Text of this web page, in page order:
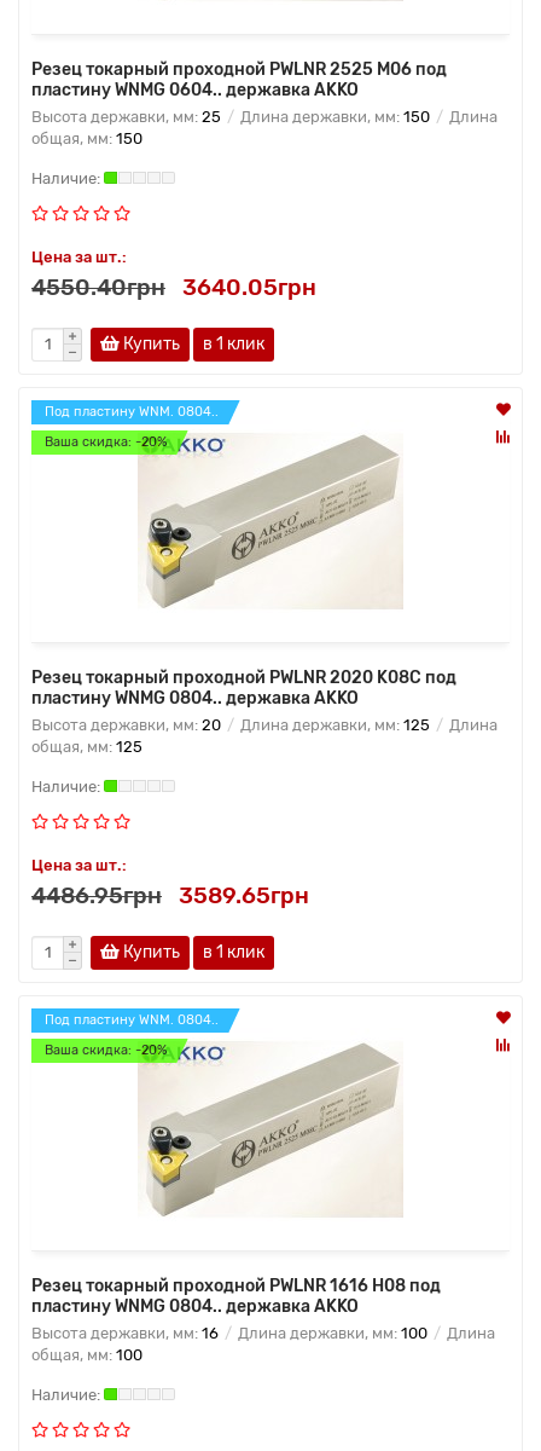
Резец токарный проходной PWLNR 2525 M06 под
пластину WNMG 0604.. державка AKKO
Высота державки, мм: 25 Длина державки, мм: 150
Длина
общая, мм: 150
Цена за шт.:
4550.40грн 3640.05грн
Купить в 1 клик
Под пластину WNM. 0804..
Ваша скидка: -20%
Резец токарный проходной PWLNR 2020 K08C под
пластину WNMG 0804.. державка AKKO
Высота державки, мм: 20 Длина державки, мм: 125
Длина
общая, мм: 125
Цена за шт.:
4486.95грн 3589.65грн
Купить в 1 клик
Под пластину WNM. 0804..
Ваша скидка: -20%
Резец токарный проходной PWLNR 1616 H08 под
пластину WNMG 0804.. державка AKKO
Высота державки, мм: 16 Длина державки, мм: 100
Длина
общая, мм: 100